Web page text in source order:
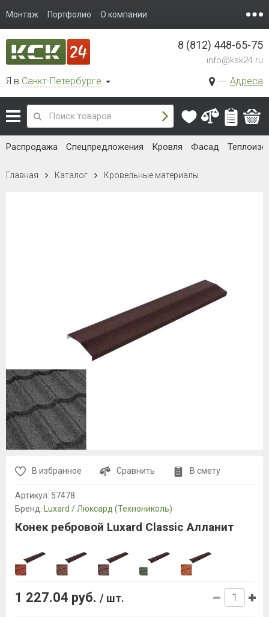
Монтаж Портфолио О компании
Я в Санкт-Петербурге Адреса
8 (812) 448-65-75
info@ksk24.ru
Распродажа Спецпредложения Кровля Фасад
Главная Каталог Кровельные материалы
В избранное Сравнить В смету
Артикул: 57478
Бренд:
Luxard / Люксард (Технониколь)
Конек ребровой Luxard Classic Алланит
1 227.04 руб. / шт.